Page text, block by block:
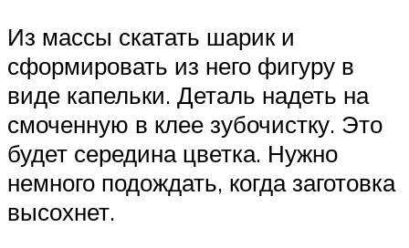
Из массы скатать шарик и
сформировать из него фигуру в
виде капельки. Деталь надеть на
смоченную в клее зубочистку. Это
будет середина цветка. Нужно
немного подождать, когда заготовка
высохнет.